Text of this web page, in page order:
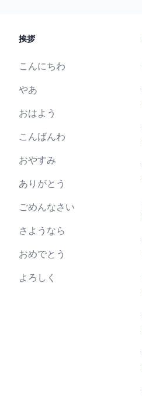
挨拶
こんにちわ
やあ
おはよう
こんばんわ
おやすみ
ありがとう
ごめんなさい
さようなら
おめでとう
よろしく